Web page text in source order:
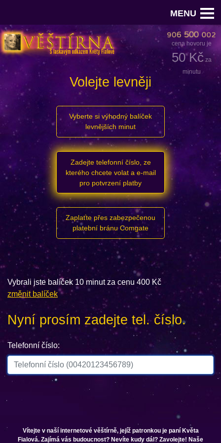
MENU
cena hovoru je
50 Kč za
minutu
Volejte levněji
Vyberte si výhodný balíček
levnějších minut
Zadejte telefonní číslo, ze
kterého chcete volat a e-mail
pro potvrzení platby
Zaplaťte přes zabezpečenou
platební bránu Comgate
Vybrali jste balíček 10 minut za cenu 400 Kč
změnit balíček
Nyní prosím zadejte tel. číslo.
Telefonní číslo:
Vítejte v naší internetové věštírně, jejíž patronkou je paní Květa
Fialová. Zajímá vás budoucnost? Nevíte kudy dál? Zavolejte! Naše